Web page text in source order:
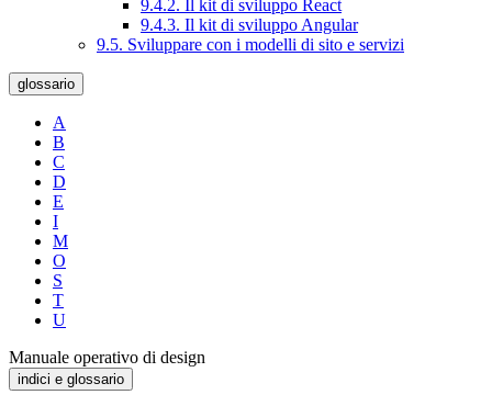
9.4.2. Il kit di sviluppo React
9.4.3. Il kit di sviluppo Angular
9.5. Sviluppare con i modelli di sito e servizi
glossario
A
B
C
D
E
I
M
O
S
T
U
Manuale operativo di design
indici e glossario